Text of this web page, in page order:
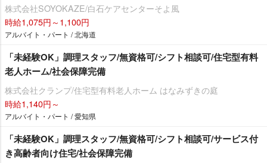
株式会社SOYOKAZE/白石ケアセンターそよ風
時給1,075円～1,100円
アルバイト・パート / 北海道
「未経験OK」調理スタッフ/無資格可/シフト相談可/住宅型有料
老人ホーム/社会保障完備
株式会社クランプ/住宅型有料老人ホーム はなみずきの庭
時給1,140円～
アルバイト・パート / 愛知県
「未経験OK」調理スタッフ/無資格可/シフト相談可/サービス付
き高齢者向け住宅/社会保障完備